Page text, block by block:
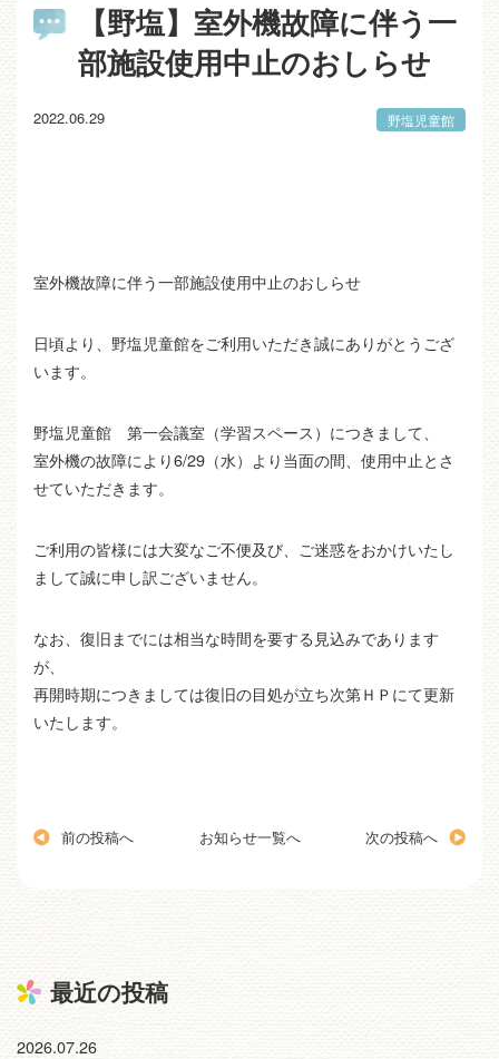
【野塩】室外機故障に伴う一
部施設使用中止のおしらせ
2022.06.29 野塩児童館
室外機故障に伴う一部施設使用中止のおしらせ
日頃より、野塩児童館をご利用いただき誠にありがとうござ
います。
野塩児童館 第一会議室（学習スペース）につきまして、
室外機の故障により6/29（水）より当面の間、使用中止とさ
せていただきます。
ご利用の皆様には大変なご不便及び、ご迷惑をおかけいたし
まして誠に申し訳ございません。
なお、復旧までには相当な時間を要する見込みであります
が、
再開時期につきましては復旧の目処が立ち次第ＨＰにて更新
いたします。
前の投稿へ お知らせ一覧へ 次の投稿へ
最近の投稿
2026.07.26